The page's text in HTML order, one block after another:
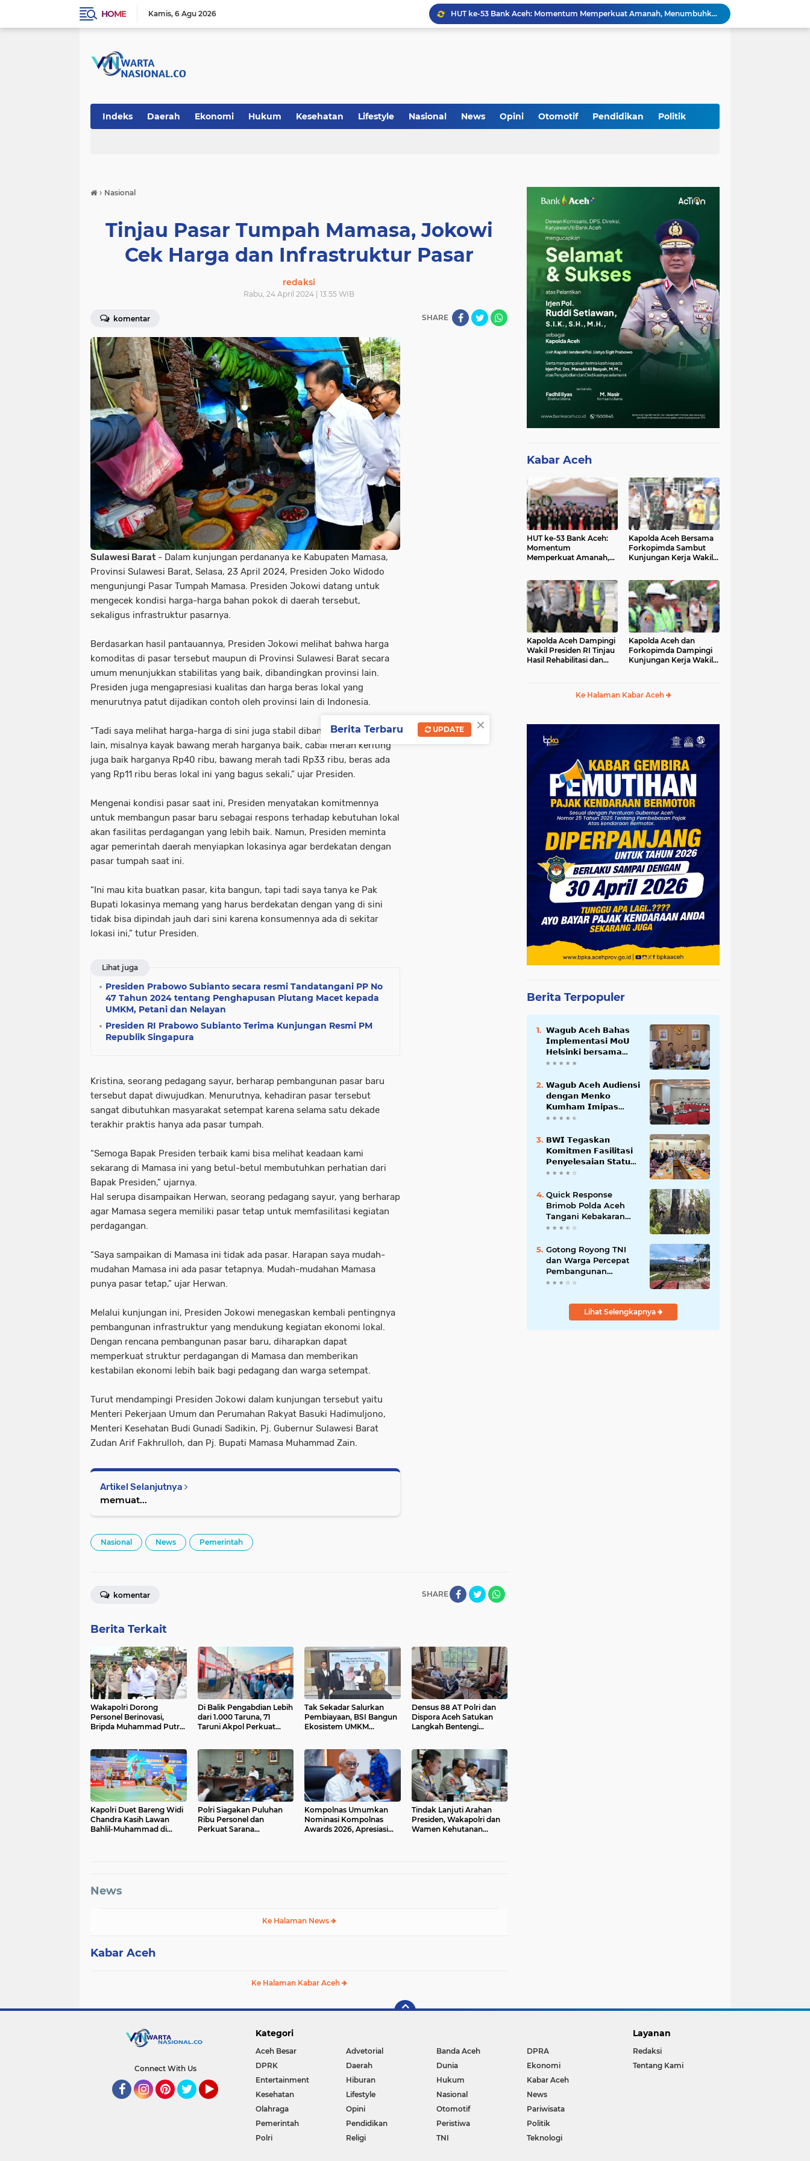
HOME Kamis 6 Agu 2026
HUT ke-53 Bank Aceh: Momentum Memperkuat Amanah, Menumbuhkan Keberkahan Bagi Aceh
Silaturahmi Lintas Sektor di Kuta Alam, TNI–Polri dan Desa Perkokoh Kebersamaan
Kapolda Aceh dan Forkopimda Dampingi Kunjungan Kerja Wakil Presiden RI Gibran Rakabuming Raka di Aceh Tengah
Indeks Daerah Ekonomi Hukum Kesehatan Lifestyle Nasional News Opini Otomotif Pendidikan Politik
› Nasional
Tinjau Pasar Tumpah Mamasa, Jokowi
Cek Harga dan Infrastruktur Pasar
redaksi
Rabu, 24 April 2024 | 13.55 WIB
komentar SHARE
Sulawesi Barat - Dalam kunjungan perdananya ke Kabupaten Mamasa,
Provinsi Sulawesi Barat, Selasa, 23 April 2024, Presiden Joko Widodo
mengunjungi Pasar Tumpah Mamasa. Presiden Jokowi datang untuk
mengecek kondisi harga-harga bahan pokok di daerah tersebut,
sekaligus infrastruktur pasarnya.
Berdasarkan hasil pantauannya, Presiden Jokowi melihat bahwa harga
komoditas di pasar tersebut maupun di Provinsi Sulawesi Barat secara
umum menunjukkan stabilitas yang baik, dibandingkan provinsi lain.
Presiden juga mengapresiasi kualitas dan harga beras lokal yang
menurutnya patut dijadikan contoh oleh provinsi lain di Indonesia.
“Tadi saya melihat harga-harga di sini juga stabil dibandingkan provinsi
lain, misalnya kayak bawang merah harganya baik, cabai merah keriting
juga baik harganya Rp40 ribu, bawang merah tadi Rp33 ribu, beras ada
yang Rp11 ribu beras lokal ini yang bagus sekali,” ujar Presiden.
Mengenai kondisi pasar saat ini, Presiden menyatakan komitmennya
untuk membangun pasar baru sebagai respons terhadap kebutuhan lokal
akan fasilitas perdagangan yang lebih baik. Namun, Presiden meminta
agar pemerintah daerah menyiapkan lokasinya agar berdekatan dengan
pasar tumpah saat ini.
“Ini mau kita buatkan pasar, kita bangun, tapi tadi saya tanya ke Pak
Bupati lokasinya memang yang harus berdekatan dengan yang di sini
tidak bisa dipindah jauh dari sini karena konsumennya ada di sekitar
lokasi ini,” tutur Presiden.
Lihat juga
Presiden Prabowo Subianto secara resmi Tandatangani PP No
47 Tahun 2024 tentang Penghapusan Piutang Macet kepada
UMKM, Petani dan Nelayan
Presiden RI Prabowo Subianto Terima Kunjungan Resmi PM
Republik Singapura
Kristina, seorang pedagang sayur, berharap pembangunan pasar baru
tersebut dapat diwujudkan. Menurutnya, kehadiran pasar tersebut
sangat dibutuhkan masyarakat setempat karena selama satu dekade
terakhir praktis hanya ada pasar tumpah.
“Semoga Bapak Presiden terbaik kami bisa melihat keadaan kami
sekarang di Mamasa ini yang betul-betul membutuhkan perhatian dari
Bapak Presiden,” ujarnya.
Hal serupa disampaikan Herwan, seorang pedagang sayur, yang berharap
agar Mamasa segera memiliki pasar tetap untuk memfasilitasi kegiatan
perdagangan.
“Saya sampaikan di Mamasa ini tidak ada pasar. Harapan saya mudah-
mudahan Mamasa ini ada pasar tetapnya. Mudah-mudahan Mamasa
punya pasar tetap,” ujar Herwan.
Melalui kunjungan ini, Presiden Jokowi menegaskan kembali pentingnya
pembangunan infrastruktur yang mendukung kegiatan ekonomi lokal.
Dengan rencana pembangunan pasar baru, diharapkan dapat
memperkuat struktur perdagangan di Mamasa dan memberikan
kestabilan ekonomi lebih baik bagi pedagang dan warga setempat.
Turut mendampingi Presiden Jokowi dalam kunjungan tersebut yaitu
Menteri Pekerjaan Umum dan Perumahan Rakyat Basuki Hadimuljono,
Menteri Kesehatan Budi Gunadi Sadikin, Pj. Gubernur Sulawesi Barat
Zudan Arif Fakhrulloh, dan Pj. Bupati Mamasa Muhammad Zain.
Artikel Selanjutnya
memuat...
Nasional News Pemerintah
SHARE
komentar
Berita Terkait
Wakapolri Dorong
Personel Berinovasi,
Bripda Muhammad Putra
Di Balik Pengabdian Lebih
dari 1.000 Taruna, 71
Taruni Akpol Perkuat
Tak Sekadar Salurkan
Pembiayaan, BSI Bangun
Ekosistem UMKM
Densus 88 AT Polri dan
Dispora Aceh Satukan
Langkah Bentengi
Kapolri Duet Bareng Widi
Chandra Kasih Lawan
Bahlil-Muhammad di
Polri Siagakan Puluhan
Ribu Personel dan
Perkuat Sarana
Kompolnas Umumkan
Nominasi Kompolnas
Awards 2026, Apresiasi
Tindak Lanjuti Arahan
Presiden, Wakapolri dan
Wamen Kehutanan
News
Ke Halaman News
Kabar Aceh
Ke Halaman Kabar Aceh
Kabar Aceh
HUT ke-53 Bank Aceh:
Momentum
Memperkuat Amanah,
Kapolda Aceh Bersama
Forkopimda Sambut
Kunjungan Kerja Wakil
Kapolda Aceh Dampingi
Wakil Presiden RI Tinjau
Hasil Rehabilitasi dan
Kapolda Aceh dan
Forkopimda Dampingi
Kunjungan Kerja Wakil
Ke Halaman Kabar Aceh
Berita Terpopuler
𝗪𝗮𝗴𝘂𝗯 𝗔𝗰𝗲𝗵 𝗕𝗮𝗵𝗮𝘀
𝗜𝗺𝗽𝗹𝗲𝗺𝗲𝗻𝘁𝗮𝘀𝗶 𝗠𝗼𝗨
𝗛𝗲𝗹𝘀𝗶𝗻𝗸𝗶 𝗯𝗲𝗿𝘀𝗮𝗺𝗮
𝗦𝗲𝗸𝗿𝗲𝘁𝗮𝗿𝗶𝗮𝘁 𝗡𝗲𝗴𝗮𝗿𝗮
𝗪𝗮𝗴𝘂𝗯 𝗔𝗰𝗲𝗵 𝗔𝘂𝗱𝗶𝗲𝗻𝘀𝗶
𝗱𝗲𝗻𝗴𝗮𝗻 𝗠𝗲𝗻𝗸𝗼
𝗞𝘂𝗺𝗵𝗮𝗺 𝗜𝗺𝗶𝗽𝗮𝘀
𝗧𝗲𝗿𝗸𝗮𝗶𝘁 𝗦𝘁𝗮𝘁𝘂𝘀 𝗪𝗮𝗸𝗮𝗳
𝗕𝗪𝗜 𝗧𝗲𝗴𝗮𝘀𝗸𝗮𝗻
𝗞𝗼𝗺𝗶𝘁𝗺𝗲𝗻 𝗙𝗮𝘀𝗶𝗹𝗶𝘁𝗮𝘀𝗶
𝗣𝗲𝗻𝘆𝗲𝗹𝗲𝘀𝗮𝗶𝗮𝗻 𝗦𝘁𝗮𝘁𝘂𝘀
𝗪𝗮𝗸𝗮𝗳 𝗕𝗹𝗮𝗻𝗴 𝗣𝗮𝗱𝗮𝗻𝗴
Quick Response
Brimob Polda Aceh
Tangani Kebakaran
Hutan di Lembah
Gotong Royong TNI
dan Warga Percepat
Pembangunan
Jembatan Gantung
Aceh Tenggara
Lihat Selengkapnya
Connect With Us
Kategori
Aceh Besar Advetorial Banda Aceh
DPRA
DPRK
Daerah Dunia
Ekonomi
Entertainment
Hiburan Hukum
Kabar Aceh
Kesehatan
Lifestyle Nasional
News
Olahraga
Opini Otomotif
Pariwisata
Pemerintah
Pendidikan Peristiwa
Politik
Polri
Religi TNI Teknologi
Layanan
Redaksi
Tentang Kami
×
Berita Terbaru UPDATE